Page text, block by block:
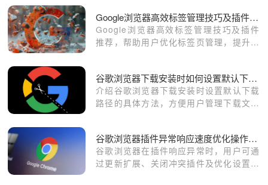
Google浏览器高效标签管理技巧及插件推荐
Google浏览器高效标签管理技巧及插件
推荐，帮助用户优化标签页管理，提升浏
谷歌浏览器下载安装时如何设置默认下载路径
介绍谷歌浏览器下载安装时设置默认下载
路径的具体方法，方便用户管理下载文件
谷歌浏览器插件异常响应速度优化操作技巧
谷歌浏览器在插件响应异常时，用户可通
过更新扩展、关闭冲突插件及优化设置来